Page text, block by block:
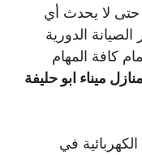
حتى لا يحدث أي
الدورية
كافة المهام
ميناء ابو حليفة
في